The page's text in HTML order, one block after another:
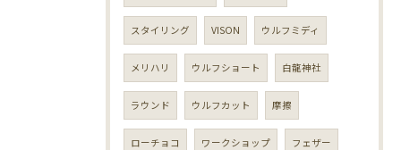
スタイリング VISON ウルフミディ
メリハリ ウルフショート 白龍神社
ラウンド ウルフカット 摩擦
ローチョコ ワークショップ フェザー